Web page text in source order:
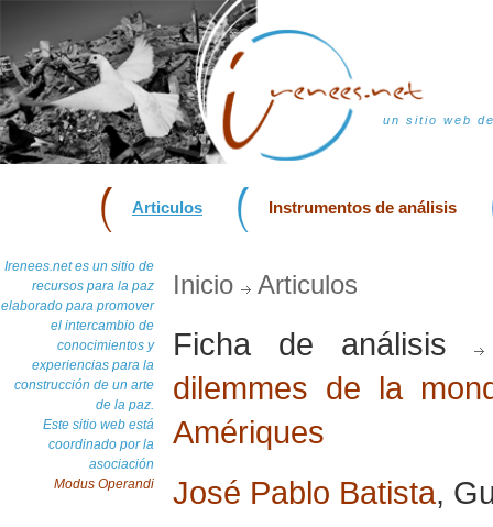
un sitio web
Articulos Instrumentos de análisis
Irenees.net es un sitio de
recursos para la paz
elaborado para promover
el intercambio de
conocimientos y
experiencias para la
construcción de un arte
de la paz.
Este sitio web está
coordinado por la
asociación
Modus Operandi
Inicio Articulos
Ficha de análisis
dilemmes de la
Amériques
José Pablo Batista,